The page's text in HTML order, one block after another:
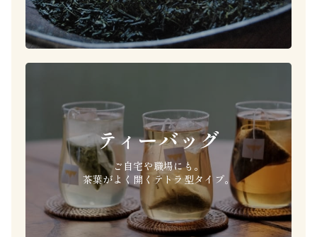
ティーバッグ
ご自宅や職場にも。
茶葉がよく開くテトラ型タイプ。